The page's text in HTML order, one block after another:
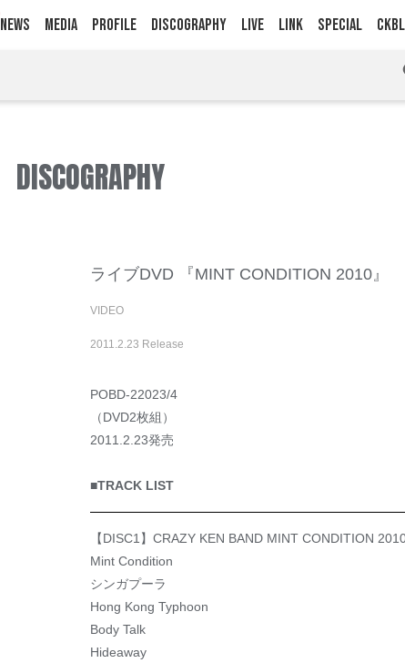
NEWS MEDIA PROFILE DISCOGRAPHY LIVE LINK SPECIAL
DISCOGRAPHY
ライブDVD 『MINT CONDITION 2010』
VIDEO
2011.2.23 Release
POBD-22023/4
（DVD2枚組）
2011.2.23発売
■TRACK LIST
【DISC1】CRAZY KEN BAND MINT CONDITION
Mint Condition
シンガプーラ
Hong Kong Typhoon
Body Talk
Hideaway